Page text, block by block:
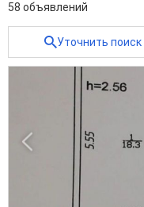
58 объявлений
Уточнить поиск